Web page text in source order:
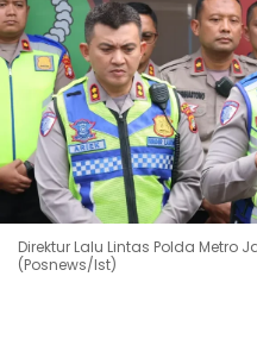
Direktur Lalu Lintas Polda Metro
(Posnews/Ist)